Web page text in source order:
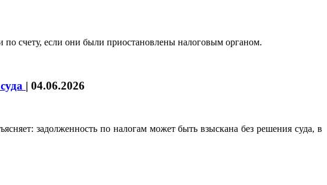
счету, если они были приостановлены налоговым органом.
| 04.06.2026
задолженность по налогам может быть взыскана без решения суда, в